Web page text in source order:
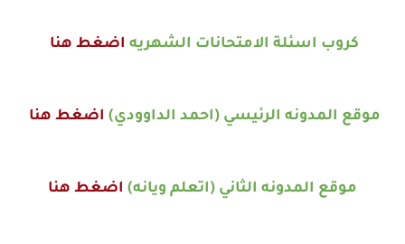
كروب اسئلة الامتحانات الشهريه اضغط هنا
موقع المدونه الرئيسي (احمد الداوودي) اضغط هنا
موقع المدونه الثاني (اتعلم ويانه) اضغط هنا